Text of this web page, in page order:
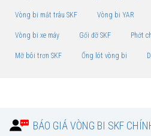
Vòng bi mắt trâu SKF Vòng bi YAR
Vòng bi xe máy Gối đỡ SKF Phớt
Mỡ bôi trơn SKF Ống lót vòng bi
BÁO GIÁ VÒNG BI SKF